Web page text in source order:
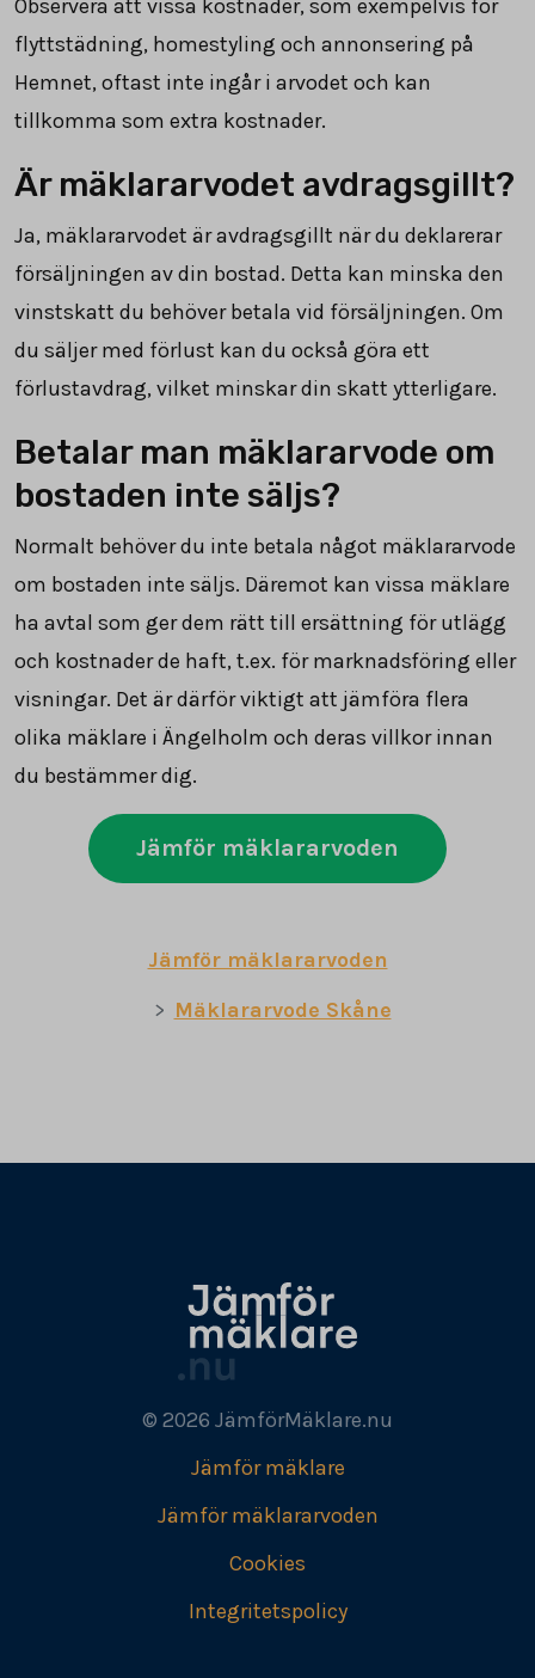
Observera att vissa kostnader, som exempelvis för
flyttstädning, homestyling och annonsering på
Hemnet, oftast inte ingår i arvodet och kan
tillkomma som extra kostnader.
Är mäklararvodet avdragsgillt?
Ja, mäklararvodet är avdragsgillt när du deklarerar
försäljningen av din bostad. Detta kan minska den
vinstskatt du behöver betala vid försäljningen. Om
du säljer med förlust kan du också göra ett
förlustavdrag, vilket minskar din skatt ytterligare.
Betalar man mäklararvode om
bostaden inte säljs?
Normalt behöver du inte betala något mäklararvode
om bostaden inte säljs. Däremot kan vissa mäklare
ha avtal som ger dem rätt till ersättning för utlägg
och kostnader de haft, t.ex. för marknadsföring eller
visningar. Det är därför viktigt att jämföra flera
olika mäklare i Ängelholm och deras villkor innan
du bestämmer dig.
Jämför mäklararvoden
Jämför mäklararvoden
Mäklararvode Skåne
© 2026 JämförMäklare.nu
Jämför mäklare
Jämför mäklararvoden
Cookies
Integritetspolicy